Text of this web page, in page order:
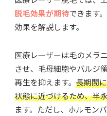
脱毛効果が期待できます
効果を解説します。
医療レーザーは毛のメラ
させ、毛母細胞やバルジ
再生を抑えます。 長期間
状態に近づけるため、半
ます。ただし、ホルモン